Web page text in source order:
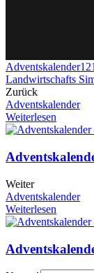
Adventskalender
Landwirtschafts
Zurück
Adventskalender
Weiterlesen
Weiter
Adventskalender
Weiterlesen